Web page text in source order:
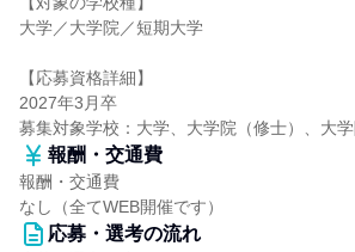
大学／大学院／短期大学
【応募資格詳細】
2027年3月卒
募集対象学校：大学、大学院（修士）、大
報酬・交通費
報酬・交通費
なし（全てWEB開催です）
応募・選考の流れ